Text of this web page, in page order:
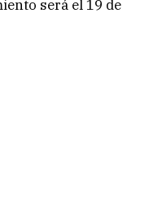
será el 19 de